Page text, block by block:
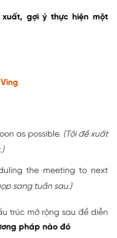
xuất, gợi ý thực hiện một
as possible. (Tôi đề xuất
the meeting to next
sang tuần sau.)
trúc mở rộng sau để diễn
pháp nào đó